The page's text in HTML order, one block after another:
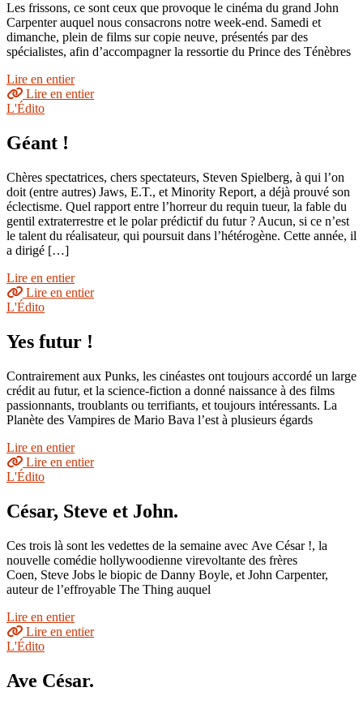
Les frissons, ce sont ceux que provoque le cinéma du grand John
Carpenter auquel nous consacrons notre week-end. Samedi et
dimanche, plein de films sur copie neuve, présentés par des
spécialistes, afin d’accompagner la ressortie du Prince des Ténèbres
Lire en entier
Lire en entier
L'Édito
Géant !
Chères spectatrices, chers spectateurs, Steven Spielberg, à qui l’on
doit (entre autres) Jaws, E.T., et Minority Report, a déjà prouvé son
éclectisme. Quel rapport entre l’horreur du requin tueur, la fable du
gentil extraterrestre et le polar prédictif du futur ? Aucun, si ce n’est
le talent du réalisateur, qui poursuit dans l’hétérogène. Cette année, il
a dirigé […]
Lire en entier
Lire en entier
L'Édito
Yes futur !
Contrairement aux Punks, les cinéastes ont toujours accordé un large
crédit au futur, et la science-fiction a donné naissance à des films
passionnants, troublants ou terrifiants, et toujours intéressants. La
Planète des Vampires de Mario Bava l’est à plusieurs égards
Lire en entier
Lire en entier
L'Édito
César, Steve et John.
Ces trois là sont les vedettes de la semaine avec Ave César !, la
nouvelle comédie hollywoodienne virevoltante des frères
Coen, Steve Jobs le biopic de Danny Boyle, et John Carpenter,
auteur de l’effroyable The Thing auquel
Lire en entier
Lire en entier
L'Édito
Ave César.